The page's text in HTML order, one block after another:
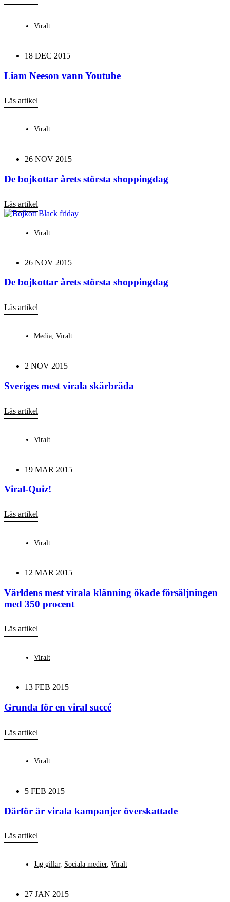
Viralt
18 DEC 2015
Liam Neeson vann Youtube
Läs artikel
Viralt
26 NOV 2015
De bojkottar årets största shoppingdag
Läs artikel
Viralt
26 NOV 2015
De bojkottar årets största shoppingdag
Läs artikel
Media, Viralt
2 NOV 2015
Sveriges mest virala skärbräda
Läs artikel
Viralt
19 MAR 2015
Viral-Quiz!
Läs artikel
Viralt
12 MAR 2015
Världens mest virala klänning ökade försäljningen
med 350 procent
Läs artikel
Viralt
13 FEB 2015
Grunda för en viral succé
Läs artikel
Viralt
5 FEB 2015
Därför är virala kampanjer överskattade
Läs artikel
Jag gillar, Sociala medier, Viralt
27 JAN 2015